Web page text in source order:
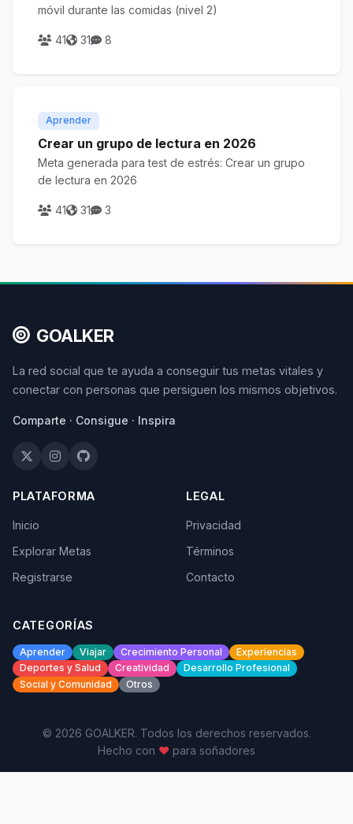
móvil durante las comidas (nivel 2)
41 31 8
Aprender
Crear un grupo de lectura en 2026
Meta generada para test de estrés: Crear un grupo
de lectura en 2026
41 31 3
GOALKER
La red social que te ayuda a conseguir tus metas vitales y
conectar con personas que persiguen los mismos objetivos.
Comparte · Consigue · Inspira
PLATAFORMA
Inicio
Explorar Metas
Registrarse
LEGAL
Privacidad
Términos
Contacto
CATEGORÍAS
Aprender Viajar Crecimiento Personal
Experiencias
Deportes y Salud
Creatividad
Desarrollo Profesional
Social y Comunidad
Otros
© 2026 GOALKER. Todos los derechos reservados.
Hecho con ♥ para soñadores